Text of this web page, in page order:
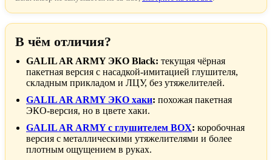
В чём отличия?
GALIL AR ARMY ЭКО Black: текущая чёрная
пакетная версия с насадкой-имитацией глушителя,
складным прикладом и ЛЦУ, без утяжелителей.
GALIL AR ARMY ЭКО хаки: похожая пакетная
ЭКО-версия, но в цвете хаки.
GALIL AR ARMY с глушителем BOX: коробочная
версия с металлическими утяжелителями и более
плотным ощущением в руках.